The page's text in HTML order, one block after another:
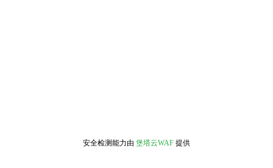
安全检测能力由 堡塔云WAF 提供